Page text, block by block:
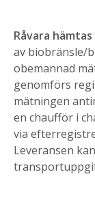
Råvara
av biobränsle/
obemannad
genomförs
mätningen
en chaufför i
via
Leveransen